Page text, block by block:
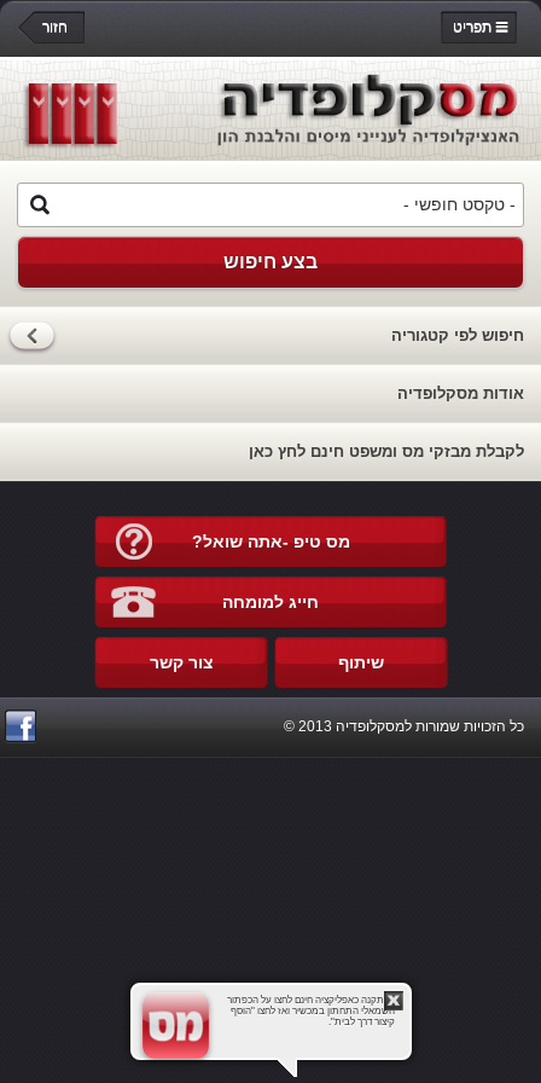
חזור תפריט
בצע חיפוש
חיפוש לפי קטגוריה
אודות מסקלופדיה
לקבלת מבזקי מס ומשפט חינם לחץ כאן
מס טיפ -אתה שואל?
חייג למומחה
צור קשר שיתוף
כל הזכויות שמורות למסקלופדיה 2013 ©
להתקנה כאפליקציה חינם לחצו על הכפתור
השמאלי התחתון במכשיר ואז לחצו "הוסף
קיצור דרך לבית".